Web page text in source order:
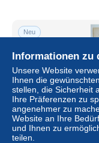
Neu
Informationen zu
Unsere Website
Ihnen die
stellen, die Sicherheit
Ihre Präferenzen zu
angenehmer zu
Website an Ihre
und Ihnen zu
teilen.